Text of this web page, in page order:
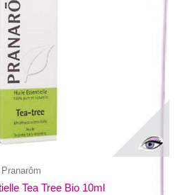
Pranarôm
Tea Tree Bio 10ml